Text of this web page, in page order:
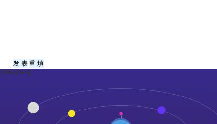
共有-条评论